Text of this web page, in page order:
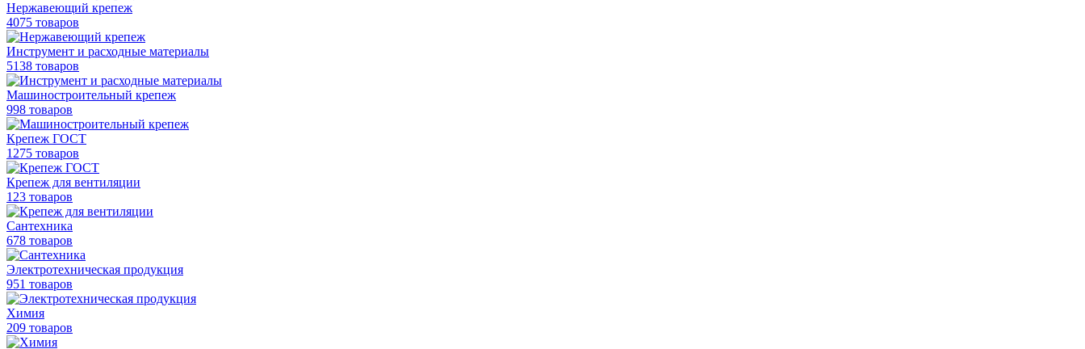
Нержавеющий крепеж
4075 товаров
Инструмент и расходные материалы
5138 товаров
Машиностроительный крепеж
998 товаров
Крепеж ГОСТ
1275 товаров
Крепеж для вентиляции
123 товаров
Сантехника
678 товаров
Электротехническая продукция
951 товаров
Химия
209 товаров